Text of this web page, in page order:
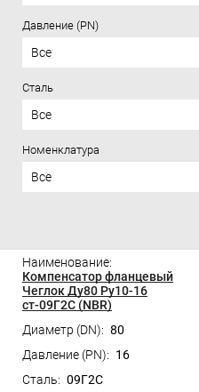
Давление (PN)
Все
Сталь
Все
Номенклатура
Все
Компенсатор фланцевый
Чеглок Ду80 Ру10-16
ст-09Г2С (NBR)
80
16
09Г2С